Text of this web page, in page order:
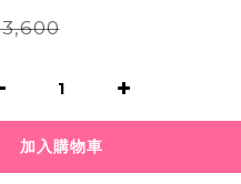
加入購物車